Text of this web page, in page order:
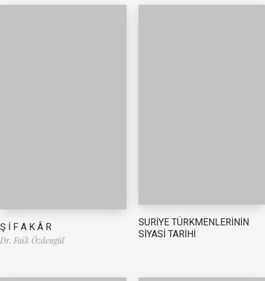
Ş İ F A K Â R
Dr. Faik Özdengül
SURİYE TÜRKMENLERİNİN
SİYASİ TARİHİ